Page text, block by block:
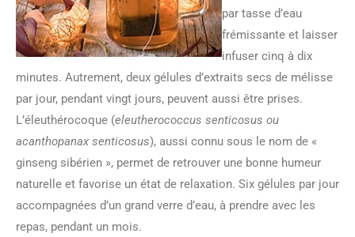
par tasse d’eau
frémissante et laisser
infuser cinq à dix
minutes. Autrement, deux gélules d’extraits secs de mélisse
par jour, pendant vingt jours, peuvent aussi être prises.
L’éleuthérocoque (eleutherococcus senticosus ou
acanthopanax senticosus), aussi connu sous le nom de «
ginseng sibérien », permet de retrouver une bonne humeur
naturelle et favorise un état de relaxation. Six gélules par jour
accompagnées d’un grand verre d’eau, à prendre avec les
repas, pendant un mois.